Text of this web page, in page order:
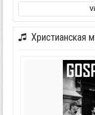
Христианская